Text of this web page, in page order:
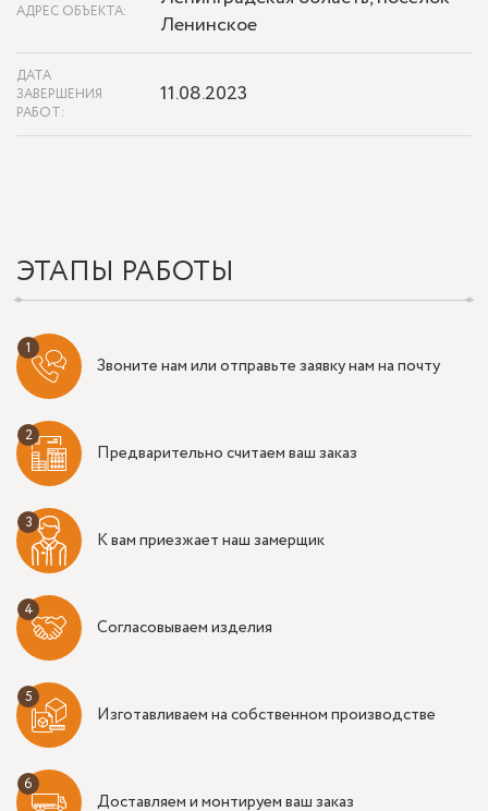
АДРЕС ОБЪЕКТА:
Ленинское
ДАТА
ЗАВЕРШЕНИЯ
РАБОТ:
11.08.2023
ЭТАПЫ РАБОТЫ
Звоните нам или отправьте заявку нам на почту
Предварительно считаем ваш заказ
К вам приезжает наш замерщик
Согласовываем изделия
Изготавливаем на собственном производстве
Доставляем и монтируем ваш заказ